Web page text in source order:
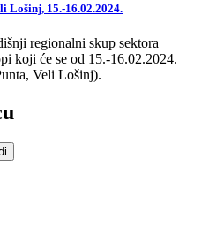
Lošinj, 15.-16.02.2024.
regionalni skup sektora
koji će se od 15.-16.02.2024.
Veli Lošinj).